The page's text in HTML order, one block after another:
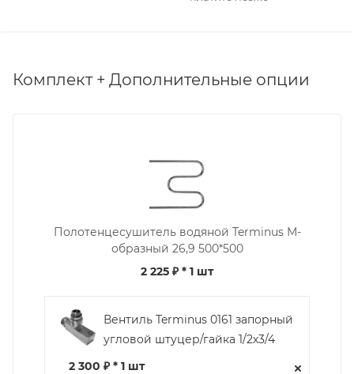
Комплект + Дополнительные опции
Полотенцесушитель водяной Terminus М-
образный 26,9 500*500
2 225 ₽ * 1 шт
Вентиль Terminus 0161 запорный
угловой штуцер/гайка 1/2х3/4
2 300 ₽ * 1 шт